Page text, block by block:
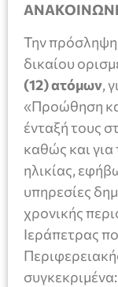
Την
δικαίου
(12) ατόμων,
«Προώθηση
ένταξή τους
καθώς και
ηλικίας,
υπηρεσίες
χρονικής
Ιεράπετρας
συγκεκριμένα: